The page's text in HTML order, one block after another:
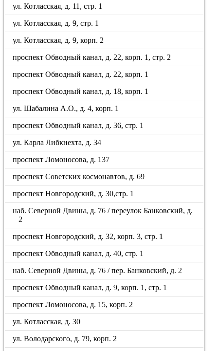
ул. Котласская, д. 11, стр. 1
ул. Котласская, д. 9, стр. 1
ул. Котласская, д. 9, корп. 2
проспект Обводный канал, д. 22, корп. 1, стр. 2
проспект Обводный канал, д. 22, корп. 1
проспект Обводный канал, д. 18, корп. 1
ул. Шабалина А.О., д. 4, корп. 1
проспект Обводный канал, д. 36, стр. 1
ул. Карла Либкнехта, д. 34
проспект Ломоносова, д. 137
проспект Советских космонавтов, д. 69
проспект Новгородский, д. 30,стр. 1
наб. Северной Двины, д. 76 / переулок Банковский, д.
2
проспект Новгородский, д. 32, корп. 3, стр. 1
проспект Обводный канал, д. 40, стр. 1
наб. Северной Двины, д. 76 / пер. Банковский, д. 2
проспект Обводный канал, д. 9, корп. 1, стр. 1
проспект Ломоносова, д. 15, корп. 2
ул. Котласская, д. 30
ул. Володарского, д. 79, корп. 2